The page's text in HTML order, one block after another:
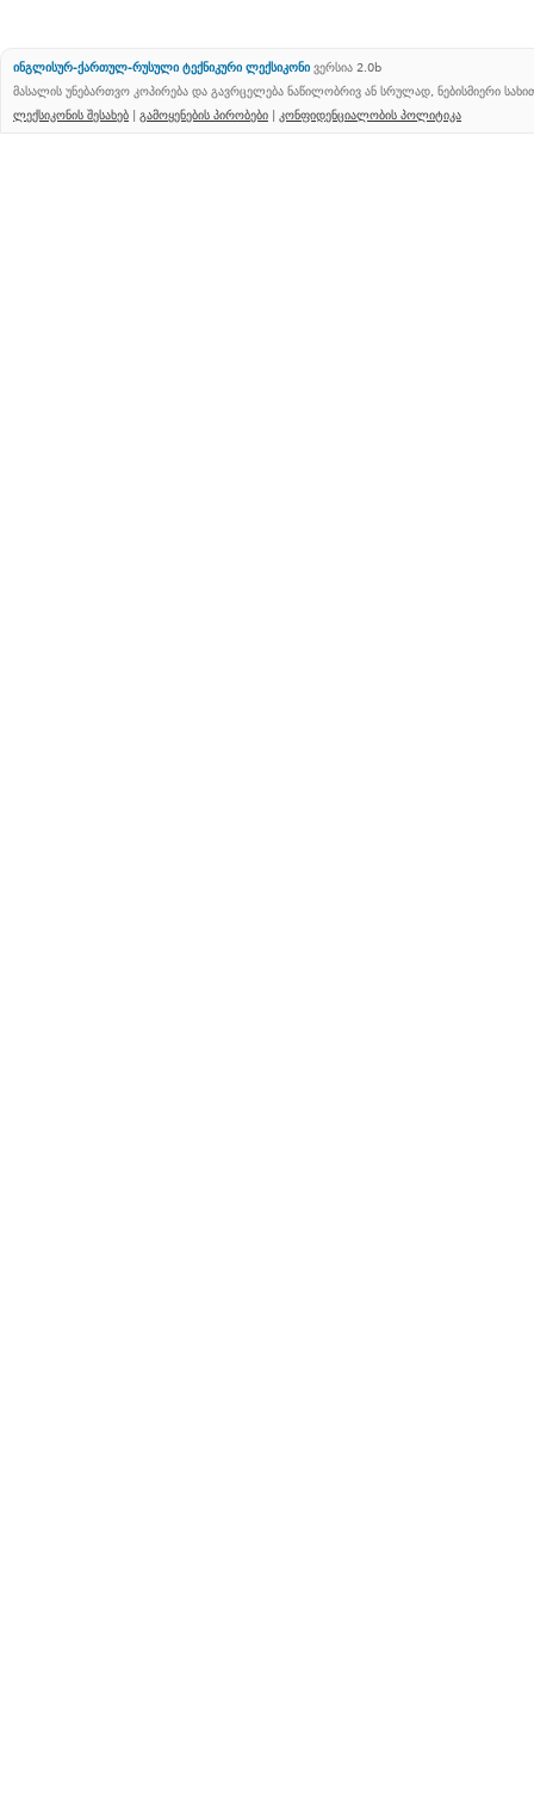
ინგლისურ-ქართულ-რუსული ტექნიკური ლექსიკონი ვერსია 2.0b
მასალის უნებართვო კოპირება და გავრცელება ნაწილობრივ ან სრულად, ნებისმიერი
ლექსიკონის შესახებ | გამოყენების პირობები | კონფიდენციალობის პოლიტიკა